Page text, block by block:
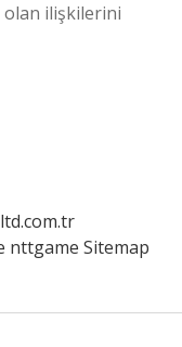
ilişkilerini
nttgame Sitemap